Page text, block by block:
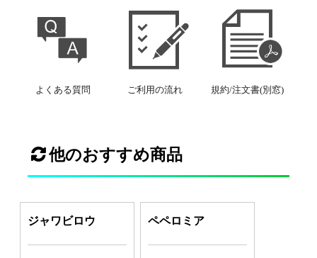
よくある質問 ご利用の流れ 規約/注文書(別窓)
他のおすすめ商品
ジャワビロウ ペペロミア